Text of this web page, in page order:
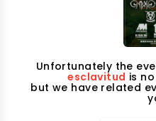
Unfortunately the
esclavitud is
but we have related